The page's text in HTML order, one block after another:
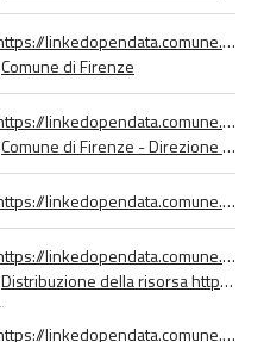
<https://linkedopendata.comune.fi.it/data/Organizzazione/1213_Comune_di_Firenze>
Comune di Firenze
<https://linkedopendata.comune.fi.it/data/Organizzazione/1166_Comune_di_Firenze_-_Direzione_Attività_E>
Comune di Firenze - Direzione Attività Economiche e Turismo
<https://linkedopendata.comune.fi.it/data/PuntoContatto/1172_Comune_di_Firenze_-_Direzione_Sistemi_In>
<https://linkedopendata.comune.fi.it/data/Distribuzione/22951_https___datigis_comune_fi_it_json_eserci>
Distribuzione della risorsa https://datigis.comune.fi.it/json/esercizi_storici.json
<https://linkedopendata.comune.fi.it/data/Distribuzione/22952_https___datigis_comune_fi_it_gml_eserciz>